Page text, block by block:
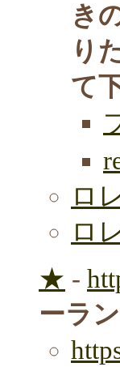
き
り
て
ロ
ロ
★ -
ーラ